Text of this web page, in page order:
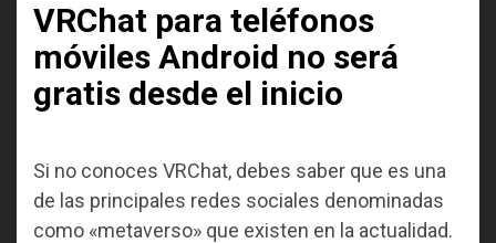
VRChat para teléfonos
móviles Android no será
gratis desde el inicio
Si no conoces VRChat, debes saber que es una
de las principales redes sociales denominadas
como «metaverso» que existen en la actualidad.